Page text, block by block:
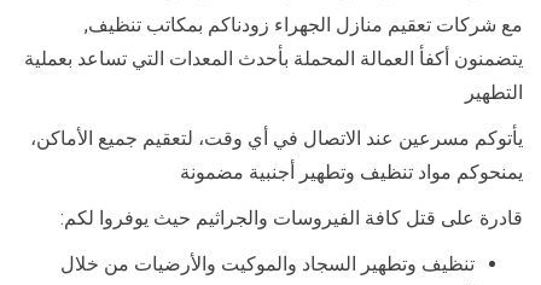
مع شركات تعقيم منازل الجهراء زودناكم بمكاتب تنظيف,
يتضمنون أكفأ العمالة المحملة بأحدث المعدات التي تساعد بعملية
التطهير
يأتوكم مسرعين عند الاتصال في أي وقت، لتعقيم جميع الأماكن،
يمنحوكم مواد تنظيف وتطهير أجنبية مضمونة
قادرة على قتل كافة الفيروسات والجراثيم حيث يوفروا لكم:
تنظيف وتطهير السجاد والموكيت والأرضيات من خلال